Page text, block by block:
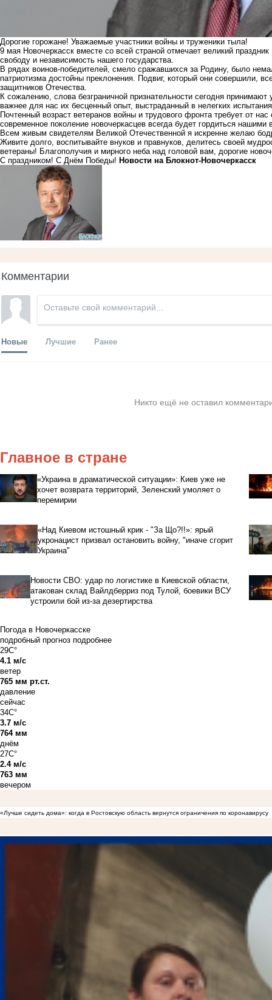
Дорогие горожане! Уважаемые участники войны и труженики тыла!
9 мая Новочеркасск вместе со всей страной отмечает великий
свободу и независимость нашего государства.
В рядах воинов-победителей, смело сражавшихся за Родину, было
патриотизма достойны преклонения. Подвиг, который они совершили,
защитников Отечества.
К сожалению, слова безграничной признательности сегодня
важнее для нас их бесценный опыт, выстраданный в нелегких
Почтенный возраст ветеранов войны и трудового фронта требует от
современное поколение новочеркасцев всегда будет гордиться
Всем живым свидетелям Великой Отечественной я искренне желаю
Живите долго, воспитывайте внуков и правнуков, делитесь своей
ветераны! Благополучия и мирного неба над головой вам, дорогие
С праздником! С Днём Победы! Новости на Блoкнoт-Новочеркасск
Комментарии
Новые Лучшие Ранее
Никто ещё не оставил
Главное в стране
«Украина в драматической ситуации»: Киев уже не
хочет возврата территорий, Зеленский умоляет о
перемирии
«Над Киевом истошный крик - "За Що?!!»: ярый
укронацист призвал остановить войну, "иначе сгорит
Украина"
Новости СВО: удар по логистике в Киевской области,
атакован склад Вайлдберриз под Тулой, боевики ВСУ
устроили бой из-за дезертирства
Погода в Новочеркасске
подробный прогноз подробнее
29C°
4.1 м/с
ветер
765 мм рт.ст.
давление
сейчас
34C°
3.7 м/с
764 мм
днём
27C°
2.4 м/с
763 мм
вечером
«Лучше сидеть дома»: когда в Ростовскую область вернутся ограничения по коронавирусу